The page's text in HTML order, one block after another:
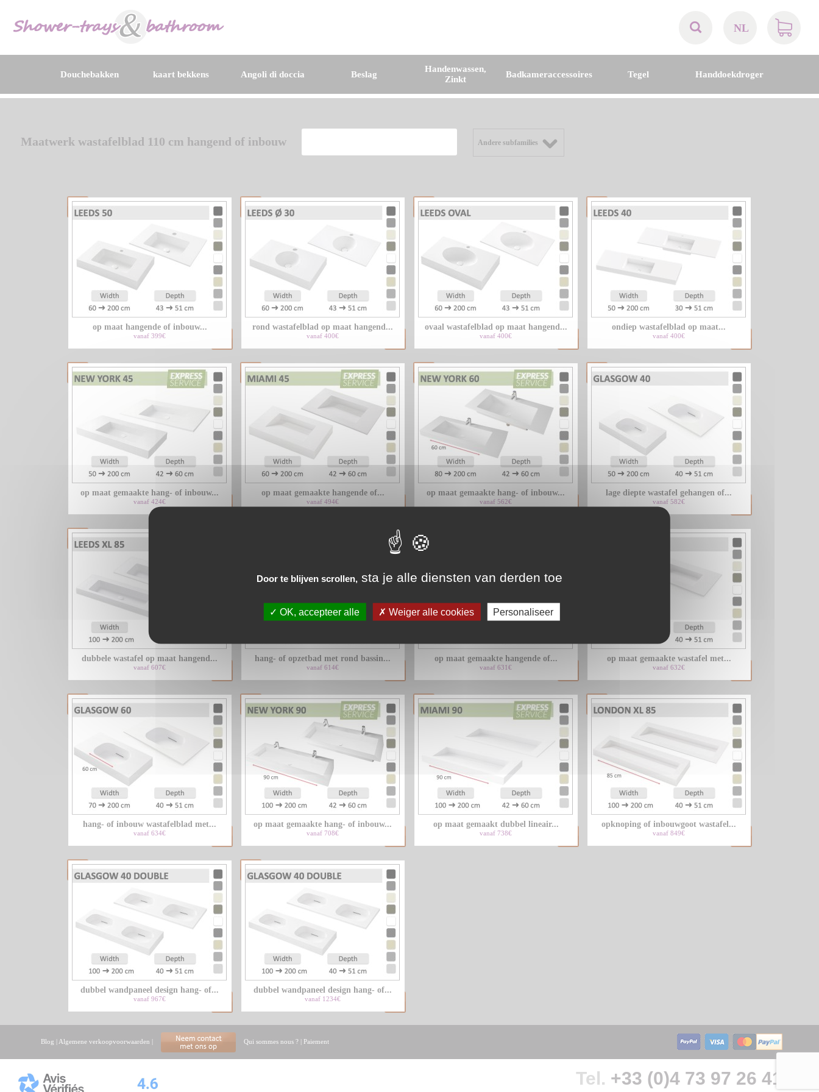
NL
BE
DK
EN
FR
LU
PL
Douchebakken kaart bekkens Angoli di doccia Beslag
Handenwassen,
Zinkt
Badkameraccessoires Tegel Handdoekdroger
Maatwerk wastafelblad 110 cm hangend of inbouw Andere subfamilies
op maat hangende of inbouw...
vanaf 399€
rond wastafelblad op maat hangend...
vanaf 400€
ovaal wastafelblad op maat hangend...
vanaf 400€
ondiep wastafelblad op maat...
vanaf 400€
op maat gemaakte hang- of inbouw...
vanaf 424€
op maat gemaakte hangende of...
vanaf 494€
op maat gemaakte hang- of inbouw...
vanaf 562€
lage diepte wastafel gehangen of...
vanaf 582€
dubbele wastafel op maat hangend...
vanaf 607€
hang- of opzetbad met rond bassin...
vanaf 614€
op maat gemaakte hangende of...
vanaf 631€
op maat gemaakte wastafel met...
vanaf 632€
hang- of inbouw wastafelblad met...
vanaf 634€
op maat gemaakte hang- of inbouw...
vanaf 708€
op maat gemaakt dubbel lineair...
vanaf 738€
opknoping of inbouwgoot wastafel...
vanaf 849€
dubbel wandpaneel design hang- of...
vanaf 967€
dubbel wandpaneel design hang- of...
vanaf 1234€
Blog | Algemene verkoopvoorwaarden | Qui sommes nous ? | Paiement
Tel. +33 (0)4 73 97 26 41
Door te blijven scrollen, sta je alle diensten van derden toe
OK, accepteer alle Weiger alle cookies Personaliseer